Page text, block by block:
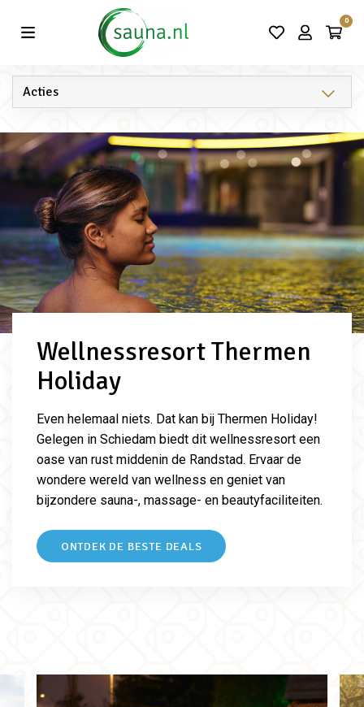
0
Vind de beste acties in één klik!
Wellnessresort Thermen
Holiday
Even helemaal niets. Dat kan bij Thermen Holiday!
Gelegen in Schiedam biedt dit wellnessresort een
oase van rust middenin de Randstad. Ervaar de
wondere wereld van wellness en geniet van
bijzondere sauna-, massage- en beautyfaciliteiten.
ONTDEK DE BESTE DEALS